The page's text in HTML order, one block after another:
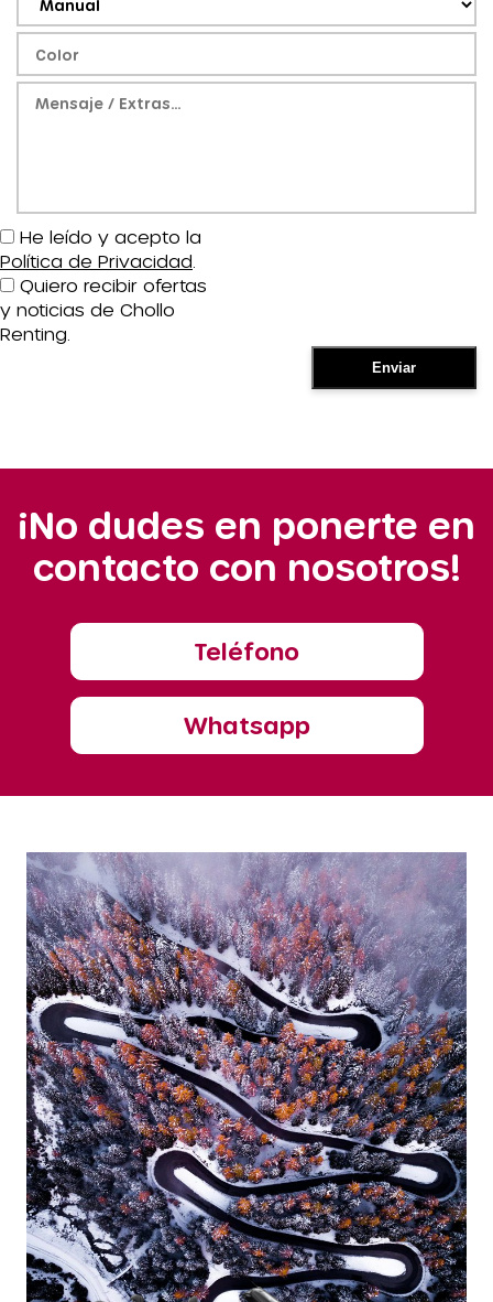
He leído y acepto la
Política de Privacidad
Quiero recibir ofertas
y noticias de Chollo
Renting.
¡No dudes en ponerte en
contacto con nosotros!
Teléfono
Whatsapp